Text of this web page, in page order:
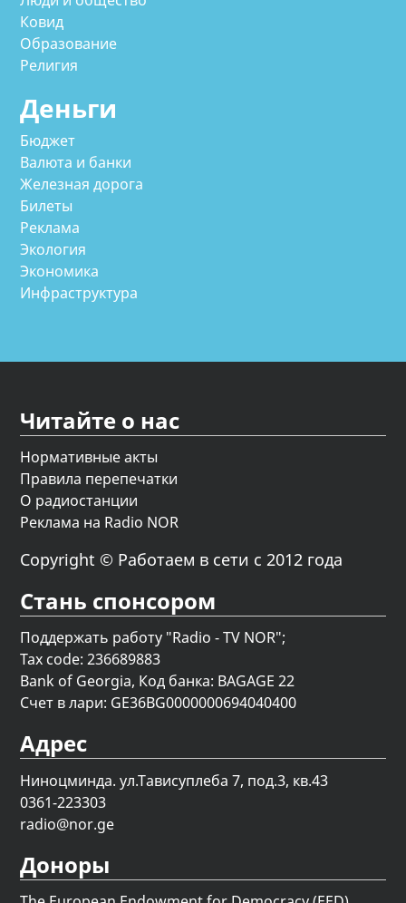
Ковид
Образование
Религия
Деньги
Бюджет
Валюта и банки
Железная дорога
Билеты
Реклама
Экология
Экономика
Инфраструктура
Читайте о нас
Нормативные акты
Правила перепечатки
О радиостанции
Реклама на Radio NOR
Copyright © Работаем в сети с 2012 года
Стань спонсором
Поддержать работу "Radio - TV NOR";
Tax code: 236689883
Bank of Georgia, Код банка: BAGAGE 22
Счет в лари: GE36BG0000000694040400
Адрес
Ниноцминда. ул.Тависуплеба 7, под.3, кв.43
0361-223303
radio@nor.ge
Доноры